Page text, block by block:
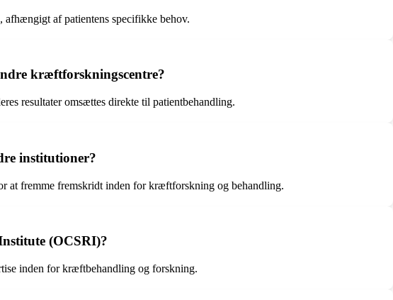
af patientens specifikke behov.
kræftforskningscentre?
resultater omsættes direkte til patientbehandling.
institutioner?
at fremme fremskridt inden for kræftforskning og behandling.
(OCSRI)?
inden for kræftbehandling og forskning.